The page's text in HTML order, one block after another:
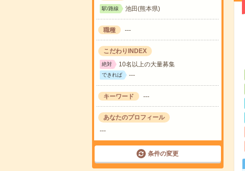
駅/路線 池田(熊本県)
職種 ---
こだわりINDEX
絶対 10名以上の大量募集
できれば ---
キーワード ---
あなたのプロフィール
---
条件の変更